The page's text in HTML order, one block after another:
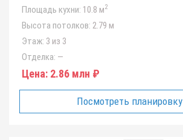
Площадь кухни: 10.8 м2
Высота потолков: 2.79 м
Этаж: 3 из 3
Отделка: —
Цена: 2.86 млн ₽
Посмотреть планировку